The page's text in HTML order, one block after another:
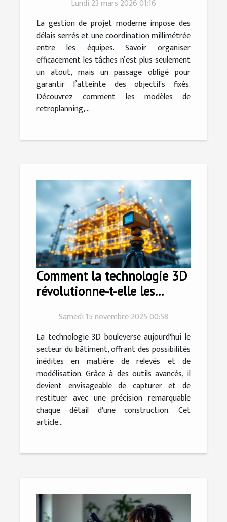
Lundi 23 mars 2026 01:16
La gestion de projet moderne impose des
délais serrés et une coordination millimétrée
entre les équipes. Savoir organiser
efficacement les tâches n’est plus seulement
un atout, mais un passage obligé pour
garantir l’atteinte des objectifs fixés.
Découvrez comment les modèles de
retroplanning,...
Comment la technologie 3D
révolutionne-t-elle les
dans le bâtiment ?
Samedi 15 novembre 2025 00:58
La technologie 3D bouleverse aujourd'hui le
secteur du bâtiment, offrant des possibilités
inédites en matière de relevés et de
modélisation. Grâce à des outils avancés, il
devient envisageable de capturer et de
restituer avec une précision remarquable
chaque détail d'une construction. Cet
article...